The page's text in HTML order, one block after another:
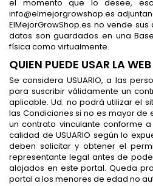
el momento que lo desee,
info@elmejorgrowshop.es
ElMejorGrowShop.es no vende
datos son guardados en una
física como virtualmente.
QUIEN PUEDE USAR LA WEB
Se considera USUARIO, a las
para suscribir válidamente un
aplicable. Ud. no podrá utilizar el
las Condiciones si no es mayor
un contrato vinculante conforme
calidad de USUARIO según lo
deben solicitar y obtener el
representante legal antes de
alojados en este portal. Queda
portal a los menores de edad no